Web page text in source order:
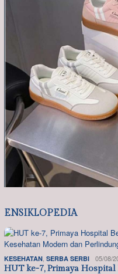
ENSIKLOPEDIA
KESEHATAN SERBA SERBI 05/08/
HUT ke-7, Primaya